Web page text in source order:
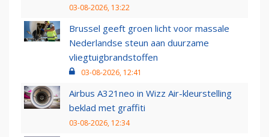
03-08-2026, 13:22
Brussel geeft groen licht voor massale
Nederlandse steun aan duurzame
vliegtuigbrandstoffen
03-08-2026, 12:41
Airbus A321neo in Wizz Air-kleurstelling
beklad met graffiti
03-08-2026, 12:34